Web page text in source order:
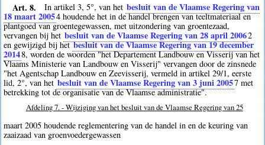
Art. 8. In artikel 3, 5°, van het besluit van de Vlaamse Regering van
18 maart 20054 houdende het in de handel brengen van teeltmateriaal en
plantgoed van groentegewassen, met uitzondering van groentezaad,
vervangen bij het besluit van de Vlaamse Regering van 28 april 20062
en gewijzigd bij hetbesluit van de Vlaamse Regering van 19 december
20148, worden de woorden "het Departement Landbouw en Visserij van het
Vlaams Ministerie van Landbouw en Visserij" vervangen door de zinsnede
"het Agentschap Landbouw en Zeevisserij, vermeld in artikel 29/1, eerste
lid, 2°, van het besluit van de Vlaamse Regering van 3 juni 20057 met
betrekking tot de organisatie van de Vlaamse administratie".
Afdeling 7. - Wijziging van het besluit van de Vlaamse Regering van 25
maart 2005 houdende reglementering van de handel in en de keuring van
zaaizaad van groenvoedergewassen